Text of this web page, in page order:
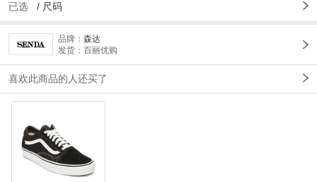
已选 / 尺码
品牌： 森达
发货：百丽优购
喜欢此商品的人还买了